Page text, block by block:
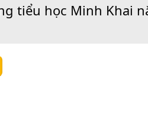
tiểu học Minh Khai